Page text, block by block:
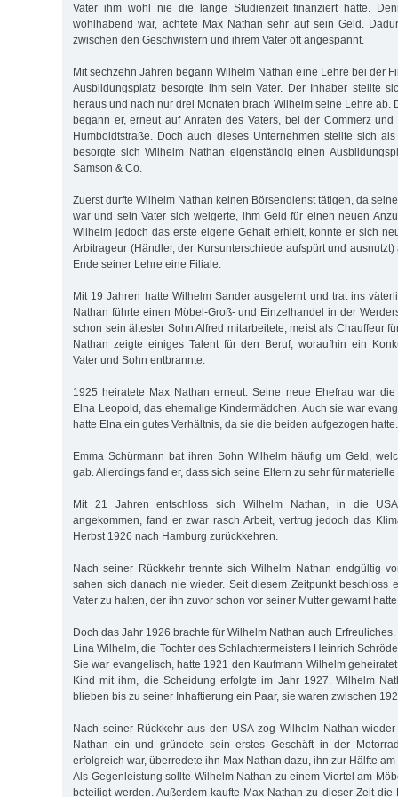
Vater ihm wohl nie die lange Studienzeit finanziert hätte.
wohlhabend war, achtete Max Nathan sehr auf sein Geld.
zwischen den Geschwistern und ihrem Vater oft angespannt.
Mit sechzehn Jahren begann Wilhelm Nathan eine Lehre bei der
Ausbildungsplatz besorgte ihm sein Vater. Der Inhaber stellte
heraus und nach nur drei Monaten brach Wilhelm seine Lehre ab.
begann er, erneut auf Anraten des Vaters, bei der Commerz
Humboldtstraße. Doch auch dieses Unternehmen stellte sich
besorgte sich Wilhelm Nathan eigenständig einen
Samson & Co.
Zuerst durfte Wilhelm Nathan keinen Börsendienst tätigen, da
war und sein Vater sich weigerte, ihm Geld für einen neuen
Wilhelm jedoch das erste eigene Gehalt erhielt, konnte er sich
Arbitrageur (Händler, der Kursunterschiede aufspürt und
Ende seiner Lehre eine Filiale.
Mit 19 Jahren hatte Wilhelm Sander ausgelernt und trat ins
Nathan führte einen Möbel-Groß- und Einzelhandel in der
schon sein ältester Sohn Alfred mitarbeitete, meist als Chauffeur
Nathan zeigte einiges Talent für den Beruf, woraufhin ein
Vater und Sohn entbrannte.
1925 heiratete Max Nathan erneut. Seine neue Ehefrau war
Elna Leopold, das ehemalige Kindermädchen. Auch sie war
hatte Elna ein gutes Verhältnis, da sie die beiden aufgezogen hatte.
Emma Schürmann bat ihren Sohn Wilhelm häufig um Geld,
gab. Allerdings fand er, dass sich seine Eltern zu sehr für
Mit 21 Jahren entschloss sich Wilhelm Nathan, in die USA
angekommen, fand er zwar rasch Arbeit, vertrug jedoch das
Herbst 1926 nach Hamburg zurückkehren.
Nach seiner Rückkehr trennte sich Wilhelm Nathan endgültig
sahen sich danach nie wieder. Seit diesem Zeitpunkt beschloss
Vater zu halten, der ihn zuvor schon vor seiner Mutter gewarnt
Doch das Jahr 1926 brachte für Wilhelm Nathan auch
Lina Wilhelm, die Tochter des Schlachtermeisters Heinrich
Sie war evangelisch, hatte 1921 den Kaufmann Wilhelm
Kind mit ihm, die Scheidung erfolgte im Jahr 1927. Wilhelm
blieben bis zu seiner Inhaftierung ein Paar, sie waren zwischen
Nach seiner Rückkehr aus den USA zog Wilhelm Nathan
Nathan ein und gründete sein erstes Geschäft in der
erfolgreich war, überredete ihn Max Nathan dazu, ihn zur Hälfte
Als Gegenleistung sollte Wilhelm Nathan zu einem Viertel am
beteiligt werden. Außerdem kaufte Max Nathan zu dieser Zeit die